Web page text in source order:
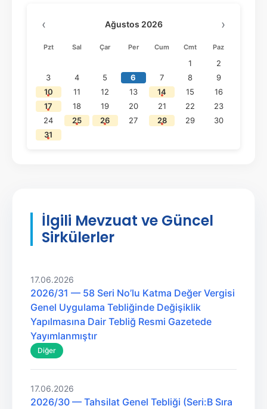
‹ Ağustos 2026 ›
Pzt Sal Çar Per Cum Cmt Paz
1
2
3
4 5 6 7 8
9
10
11 12 13 14 15
16
17
18 19 20 21 22
23
24
25 26 27 28 29
30
31
İlgili Mevzuat ve Güncel
Sirkülerler
17.06.2026
2026/31 — 58 Seri No’lu Katma Değer Vergisi
Genel Uygulama Tebliğinde Değişiklik
Yapılmasına Dair Tebliğ Resmi Gazetede
Yayımlanmıştır
Diğer
17.06.2026
2026/30 — Tahsilat Genel Tebliği (Seri:B Sıra